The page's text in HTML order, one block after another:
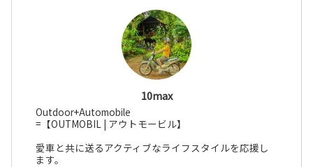
10max
Outdoor+Automobile
=【OUTMOBIL | アウトモービル】
愛車と共に送るアクティブなライフスタイルを応援し
ます。